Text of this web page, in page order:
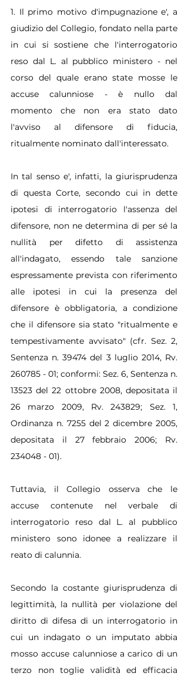
1. Il primo motivo d'impugnazione e', a
giudizio del Collegio, fondato nella parte
in cui si sostiene che l'interrogatorio
reso dal L. al pubblico ministero - nel
corso del quale erano state mosse le
accuse calunniose - è nullo dal
momento che non era stato dato
l'avviso al difensore di fiducia,
ritualmente nominato dall'interessato.
In tal senso e', infatti, la giurisprudenza
di questa Corte, secondo cui in dette
ipotesi di interrogatorio l'assenza del
difensore, non ne determina di per sé la
nullità per difetto di assistenza
all'indagato, essendo tale sanzione
espressamente prevista con riferimento
alle ipotesi in cui la presenza del
difensore è obbligatoria, a condizione
che il difensore sia stato "ritualmente e
tempestivamente avvisato" (cfr. Sez. 2,
Sentenza n. 39474 del 3 luglio 2014, Rv.
260785 - 01; conformi: Sez. 6, Sentenza n.
13523 del 22 ottobre 2008, depositata il
26 marzo 2009, Rv. 243829; Sez. 1,
Ordinanza n. 7255 del 2 dicembre 2005,
depositata il 27 febbraio 2006; Rv.
234048 - 01).
Tuttavia, il Collegio osserva che le
accuse contenute nel verbale di
interrogatorio reso dal L. al pubblico
ministero sono idonee a realizzare il
reato di calunnia.
Secondo la costante giurisprudenza di
legittimità, la nullità per violazione del
diritto di difesa di un interrogatorio in
cui un indagato o un imputato abbia
mosso accuse calunniose a carico di un
terzo non toglie validità ed efficacia